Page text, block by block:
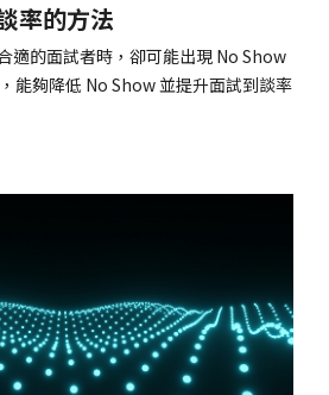
率的方法
適的面試者時，卻可能出現 No Show
能夠降低 No Show 並提升面試到談率